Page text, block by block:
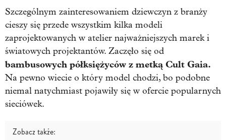
Szczególnym zainteresowaniem dziewczyn z branży
cieszy się przede wszystkim kilka modeli
zaprojektowanych w atelier najważniejszych marek i
światowych projektantów. Zaczęło się od
bambusowych półksiężyców z metką Cult Gaia.
Na pewno wiecie o który model chodzi, bo podobne
niemal natychmiast pojawiły się w ofercie popularnych
sieciówek.
Zobacz także: